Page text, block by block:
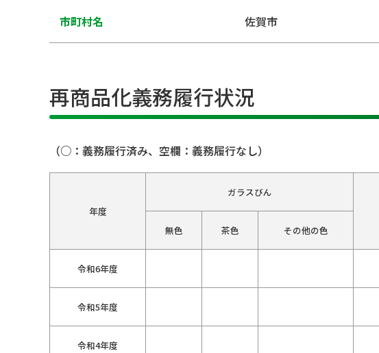
市町村名 佐賀市
再商品化義務履行状況
（○：義務履行済み、空欄：義務履行なし）
年度
ガラスびん
無色
茶色 その他の色
令和6年度
令和5年度
令和4年度